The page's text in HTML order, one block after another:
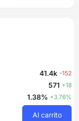
41.4k -152
571 +18
1.38% +3.76%
Al carrito